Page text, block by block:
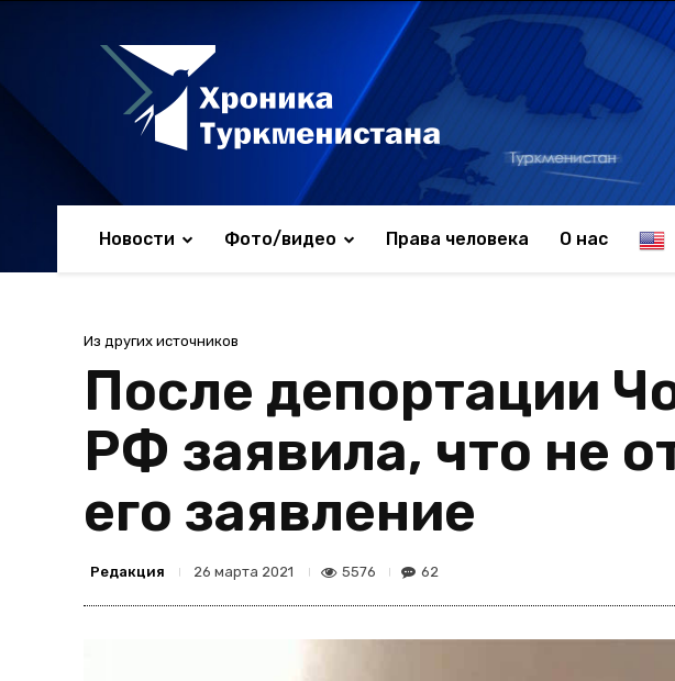
Новости Фото/видео Права человека О нас E
l
h
Из других источников
После депортации
РФ заявила, что не
его заявление
Редакция 26 марта 2021 5576 62